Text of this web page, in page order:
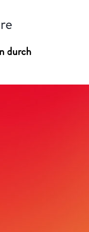
durch